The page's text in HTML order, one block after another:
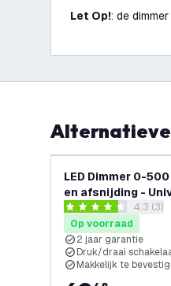
Let Op!: de
LED Dimmer 0-
en afsnijding -
reviews
4.3 score sterren4.3 (3)
Op voorraad
2 jaar garantie
Druk/draai
Makkelijk te